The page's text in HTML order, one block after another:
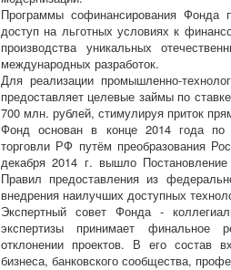
Программы софинансирования Фонда
доступ на льготных условиях к
производства уникальных
международных разработок.
Для реализации промышленно-
предоставляет целевые займы по
700 млн. рублей, стимулируя приток
Фонд основан в конце 2014 года по
торговли РФ путём преобразования
декабря 2014 г. вышло
Правил предоставления из
внедрения наилучших доступных
Экспертный совет Фонда -
экспертизы принимает финальное
отклонении проектов. В его состав
бизнеса, банковского сообщества,